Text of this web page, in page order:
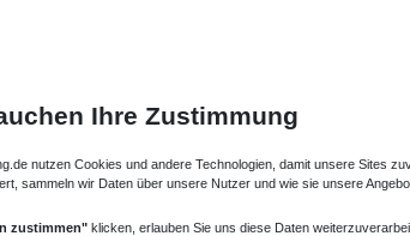
Regelbare Füße
Ihre Zustimmung
nutzen Cookies und andere Technologien, damit unsere Sites
sammeln wir Daten über unsere Nutzer und wie sie unsere
zustimmen" klicken, erlauben Sie uns diese Daten